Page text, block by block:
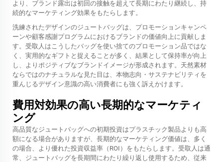
より、ブランド露出は初回の接触を超えて長期にわたり継続し、持
続的なマーケティング効果をもたらします。
洗練されたデザインのジュートバッグは、プロモーションキャンペ
ーンや顧客感謝プログラムにおけるブランドの価値向上に貢献しま
す。受取人はこうしたバッグを使い捨てのプロモーション品ではな
く、実用的なギフトと捉えることが多く、結果として保持率が向上
し、よりポジティブなブランドイメージが形成されます。天然素材
ならではのナチュラルな見た目は、本物志向・サステナビリティを
重んじるデザイン意識の高い消費者にも強く訴えかけます。
費用対効果の高い長期的なマーケティ
ング
高品質なジュートバッグへの初期投資はプラスチック製品よりも高
額になる場合がありますが、長期的なマーケティング価値は、多く
の場合、より優れた投資収益率（ROI）をもたらします。受取人は通
常、ジュートバッグを長期間にわたり繰り返し使用するため、従来